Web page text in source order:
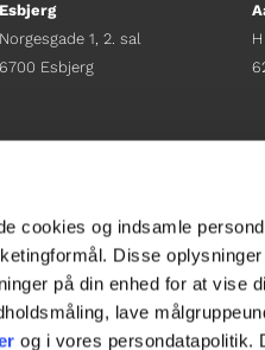
cookies og indsamle
Disse
på din enhed for at vise
lave
og i vores persondatapolitik.
Esbjerg
Norgesgade 1, 2. sal
6700 Esbjerg
sanne.h@gladfonden.dk
